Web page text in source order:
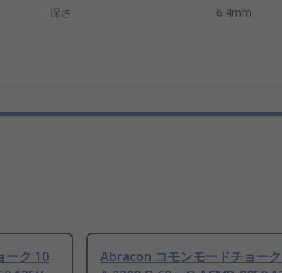
深さ 6.4mm
ーク 10
Abracon コモンモードチョー